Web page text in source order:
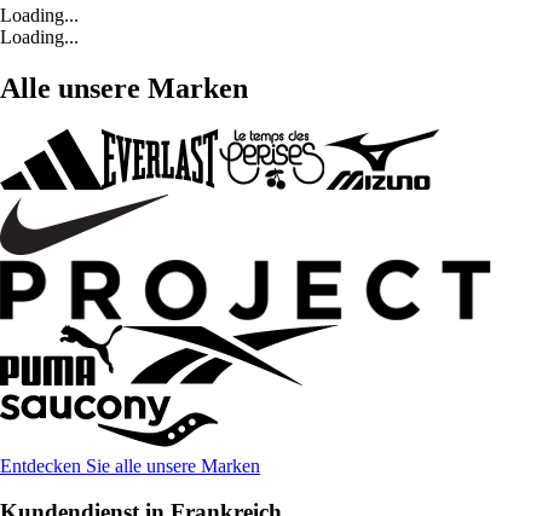
Loading...
Loading...
Alle unsere Marken
Entdecken Sie alle unsere Marken